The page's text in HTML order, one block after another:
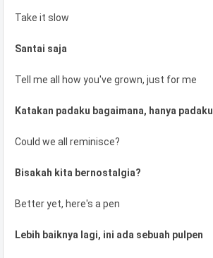
Take it slow
Santai saja
Tell me all how you've grown, just for me
Katakan padaku bagaimana, hanya padaku
Could we all reminisce?
Bisakah kita bernostalgia?
Better yet, here's a pen
Lebih baiknya lagi, ini ada sebuah pulpen